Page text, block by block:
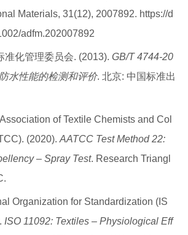
Materials, 31(12), 2007892. https://d
adfm.202007892
准化管理委员会. (2013). GB/T 4744-20
水性能的检测和评价. 北京: 中国标准出
of Textile Chemists and Col
(2020). AATCC Test Method 22:
– Spray Test. Research Triangl
Organization for Standardization (IS
ISO 11092: Textiles – Physiological Eff